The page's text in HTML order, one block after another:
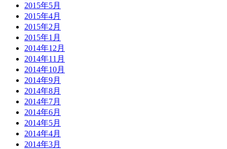
2015年5月
2015年4月
2015年2月
2015年1月
2014年12月
2014年11月
2014年10月
2014年9月
2014年8月
2014年7月
2014年6月
2014年5月
2014年4月
2014年3月